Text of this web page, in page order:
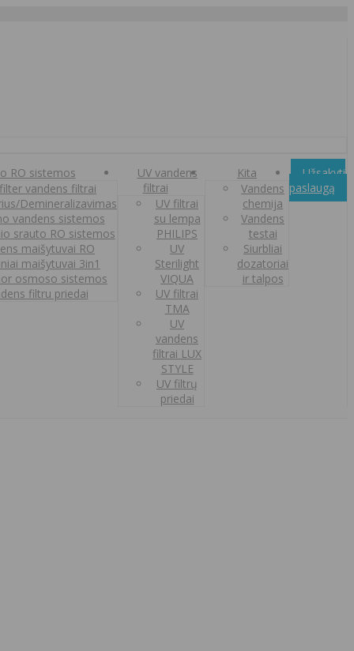
RO sistemos
vandens filtrai
Demineralizavimas
vandens sistemos
srauto RO sistemos
maišytuvai RO
maišytuvai 3in1
osmoso sistemos
filtru priedai
UV vandens
filtrai
UV filtrai
su lempa
PHILIPS
UV
Sterilight
VIQUA
UV filtrai
TMA
UV
vandens
filtrai LUX
STYLE
UV filtrų
priedai
Kita
Vandens
chemija
Vandens
testai
Siurbliai
dozatoriai
ir talpos
Užsakyti
paslaugą